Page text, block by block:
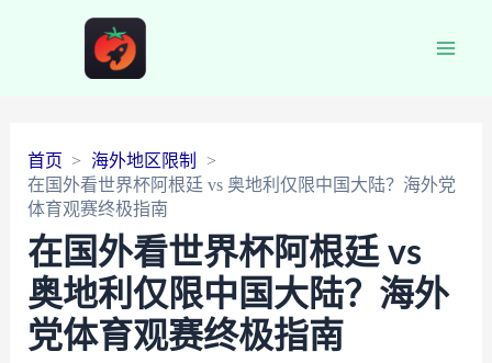
首页
海外地区限制
在国外看世界杯阿根廷 vs 奥地利仅限中国大陆？海外党
体育观赛终极指南
在国外看世界杯阿根廷 vs
奥地利仅限中国大陆？海外
党体育观赛终极指南